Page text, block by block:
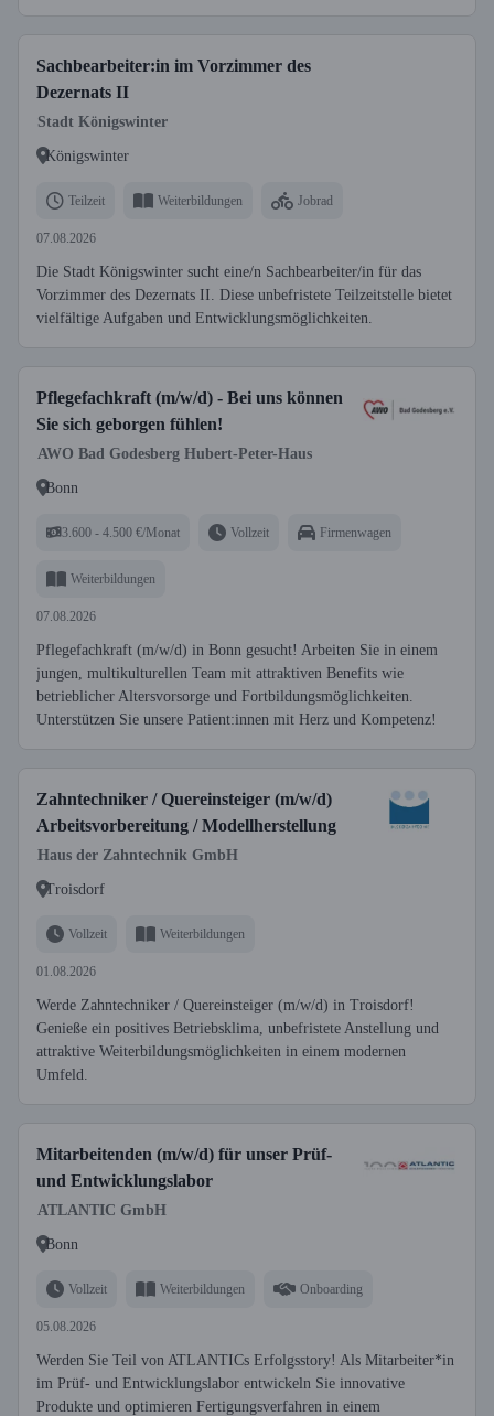
Sachbearbeiter:in im Vorzimmer des
Dezernats II
Stadt Königswinter
Königswinter
Teilzeit Weiterbildungen Jobrad
07.08.2026
Die Stadt Königswinter sucht eine/n Sachbearbeiter/in für das
Vorzimmer des Dezernats II. Diese unbefristete Teilzeitstelle bietet
vielfältige Aufgaben und Entwicklungsmöglichkeiten.
Pflegefachkraft (m/w/d) - Bei uns können
Sie sich geborgen fühlen!
AWO Bad Godesberg Hubert-Peter-Haus
Bonn
3.600 - 4.500 €/Monat Vollzeit Firmenwagen
Weiterbildungen
07.08.2026
Pflegefachkraft (m/w/d) in Bonn gesucht! Arbeiten Sie in einem
jungen, multikulturellen Team mit attraktiven Benefits wie
betrieblicher Altersvorsorge und Fortbildungsmöglichkeiten.
Unterstützen Sie unsere Patient:innen mit Herz und Kompetenz!
Zahntechniker / Quereinsteiger (m/w/d)
Arbeitsvorbereitung / Modellherstellung
Haus der Zahntechnik GmbH
Troisdorf
Vollzeit Weiterbildungen
01.08.2026
Werde Zahntechniker / Quereinsteiger (m/w/d) in Troisdorf!
Genieße ein positives Betriebsklima, unbefristete Anstellung und
attraktive Weiterbildungsmöglichkeiten in einem modernen
Umfeld.
Mitarbeitenden (m/w/d) für unser Prüf-
und Entwicklungslabor
ATLANTIC GmbH
Bonn
Vollzeit Weiterbildungen Onboarding
05.08.2026
Werden Sie Teil von ATLANTICs Erfolgsstory! Als Mitarbeiter*in
im Prüf- und Entwicklungslabor entwickeln Sie innovative
Produkte und optimieren Fertigungsverfahren in einem